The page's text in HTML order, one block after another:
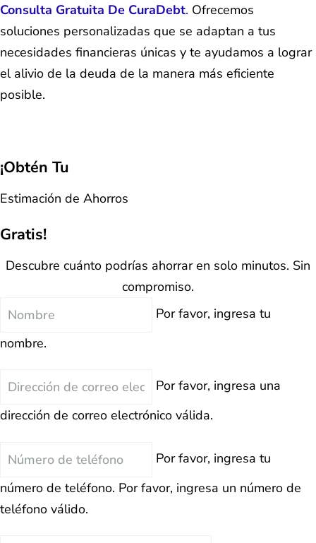
Consulta Gratuita De CuraDebt. Ofrecemos
soluciones personalizadas que se adaptan a tus
necesidades financieras únicas y te ayudamos a lograr
el alivio de la deuda de la manera más eficiente
posible.
¡Obtén Tu
Estimación de Ahorros
Gratis!
Descubre cuánto podrías ahorrar en solo minutos. Sin
compromiso.
Nombre
Por favor, ingresa tu
nombre.
Correo
Por favor, ingresa una
dirección de correo electrónico válida.
Teléfono
Por favor, ingresa tu
número de teléfono. Por favor, ingresa un número de
teléfono válido.